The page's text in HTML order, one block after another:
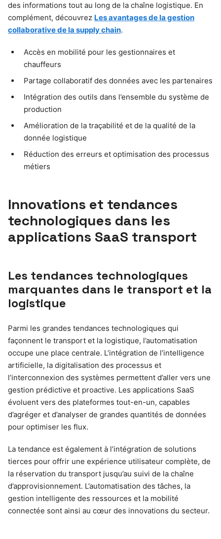
des informations tout au long de la chaîne logistique. En
complément, découvrez Les avantages de la gestion
collaborative de la supply chain.
Accès en mobilité pour les gestionnaires et
chauffeurs
Partage collaboratif des données avec les partenaires
Intégration des outils dans l’ensemble du système de
production
Amélioration de la traçabilité et de la qualité de la
donnée logistique
Réduction des erreurs et optimisation des processus
métiers
Innovations et tendances
technologiques dans les
applications SaaS transport
Les tendances technologiques
marquantes dans le transport et la
logistique
Parmi les grandes tendances technologiques qui
façonnent le transport et la logistique, l’automatisation
occupe une place centrale. L’intégration de l’intelligence
artificielle, la digitalisation des processus et
l’interconnexion des systèmes permettent d’aller vers une
gestion prédictive et proactive. Les applications SaaS
évoluent vers des plateformes tout-en-un, capables
d’agréger et d’analyser de grandes quantités de données
pour optimiser les flux.
La tendance est également à l’intégration de solutions
tierces pour offrir une expérience utilisateur complète, de
la réservation du transport jusqu’au suivi de la chaîne
d’approvisionnement. L’automatisation des tâches, la
gestion intelligente des ressources et la mobilité
connectée sont ainsi au cœur des innovations du secteur.